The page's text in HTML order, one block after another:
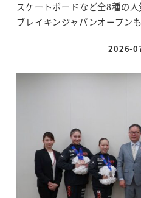
スケートボードなど全8種の
ブレイキンジャパンオープン
投稿日
2026-